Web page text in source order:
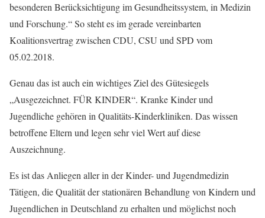
besonderen Berücksichtigung im Gesundheitssystem, in Medizin
und Forschung.“ So steht es im gerade vereinbarten
Koalitionsvertrag zwischen CDU, CSU und SPD vom
05.02.2018.
Genau das ist auch ein wichtiges Ziel des Gütesiegels
„Ausgezeichnet. FÜR KINDER“. Kranke Kinder und
Jugendliche gehören in Qualitäts-Kinderkliniken. Das wissen
betroffene Eltern und legen sehr viel Wert auf diese
Auszeichnung.
Es ist das Anliegen aller in der Kinder- und Jugendmedizin
Tätigen, die Qualität der stationären Behandlung von Kindern und
Jugendlichen in Deutschland zu erhalten und möglichst noch